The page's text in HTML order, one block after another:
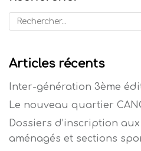
Articles récents
Inter-génération 3ème
Le nouveau quartier
Dossiers d’inscription
aménagés et sections